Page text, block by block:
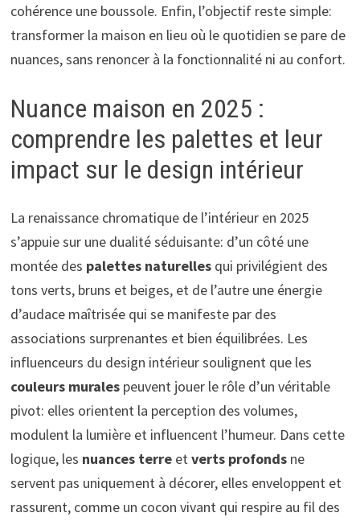
cohérence une boussole. Enfin, l’objectif reste simple:
transformer la maison en lieu où le quotidien se pare de
nuances, sans renoncer à la fonctionnalité ni au confort.
Nuance maison en 2025 :
comprendre les palettes et leur
impact sur le design intérieur
La renaissance chromatique de l’intérieur en 2025
s’appuie sur une dualité séduisante: d’un côté une
montée des palettes naturellesqui privilégient des
tons verts, bruns et beiges, et de l’autre une énergie
d’audace maîtrisée qui se manifeste par des
associations surprenantes et bien équilibrées. Les
influenceurs du design intérieur soulignent que les
couleurs muralespeuvent jouer le rôle d’un véritable
pivot: elles orientent la perception des volumes,
modulent la lumière et influencent l’humeur. Dans cette
logique, les nuances terreetverts profondsne
servent pas uniquement à décorer, elles enveloppent et
rassurent, comme un cocon vivant qui respire au fil des